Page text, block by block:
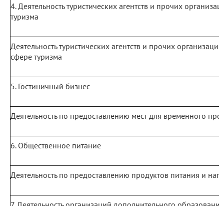
4. Деятельность туристических агентств и прочих
туризма
Деятельность туристических агентств и прочих
сфере туризма
5. Гостиничный бизнес
Деятельность по предоставлению мест для временного
6. Общественное питание
Деятельность по предоставлению продуктов питания и